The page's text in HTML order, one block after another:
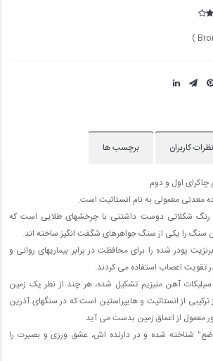
نظرات کاربران برچسب ها
چاکرای اول و دوم
معدنی معمولی به نام انستاتیت است.
رنگ شکلاتی دوست داشتنی با چرخشهای طلایی است که
سنگ را یکی از سنگ جواهرهای شگفت انگیز ساخته اند.
پودر شده را برای محافظت در برابر بیماریهای روانی و
تقویت اعصاب استفاده می کردند.
سیلیکات آهن منیزیم تشکیل شده، هر چند از نظر یک زمین
از انستاتیت و هایپراستین است که در سنگهای آذرین
معمول از اعماق زمین بدست می آید
شناخته شده و در دارنده اش، عشق ورزی و بصیرت را